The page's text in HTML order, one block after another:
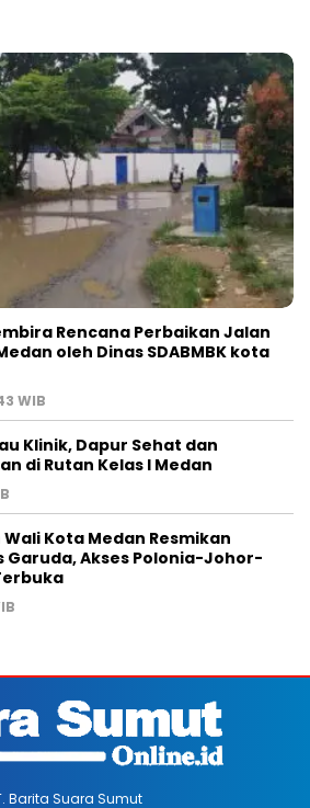
Rencana Perbaikan Jalan
oleh Dinas SDABMBK kota
WIB
Klinik, Dapur Sehat dan
di Rutan Kelas I Medan
Kota Medan Resmikan
Akses Polonia-Johor-
Barita Suara Sumut